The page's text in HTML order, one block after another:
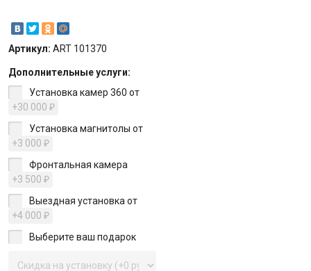
Артикул: ART 101370
Дополнительные услуги:
Установка камер 360 от
+30 000 ₽
Установка магнитолы от
+3 000 ₽
Фронтальная камера
+3 500 ₽
Выездная установка от
+4 000 ₽
Выберите ваш подарок